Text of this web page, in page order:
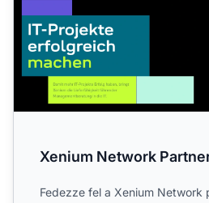
Xenium Network
Fedezze fel a Xenium Network